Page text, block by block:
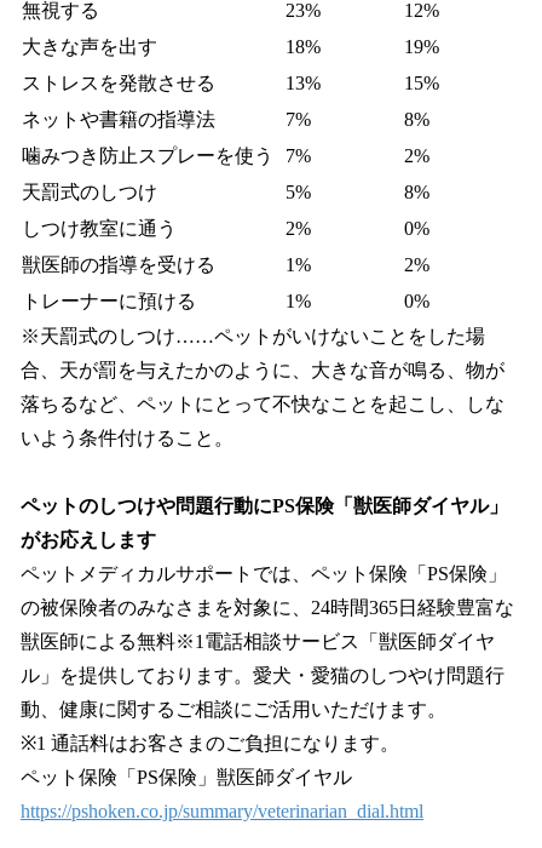
無視する 23%
12%
大きな声を出す
18%
19%
ストレスを発散させる
13%
15%
ネットや書籍の指導法
7%
8%
噛みつき防止スプレーを使う
7%
2%
天罰式のしつけ
5%
8%
しつけ教室に通う
2%
0%
獣医師の指導を受ける
1%
2%
トレーナーに預ける
1%
0%
※天罰式のしつけ……ペットがいけないことをした場
合、天が罰を与えたかのように、大きな音が鳴る、物が
落ちるなど、ペットにとって不快なことを起こし、しな
いよう条件付けること。
ペットのしつけや問題行動にPS保険「獣医師ダイヤル」
がお応えします
ペットメディカルサポートでは、ペット保険「PS保険」
の被保険者のみなさまを対象に、24時間365日経験豊富な
獣医師による無料※1電話相談サービス「獣医師ダイヤ
ル」を提供しております。愛犬・愛猫のしつやけ問題行
動、健康に関するご相談にご活用いただけます。
※1 通話料はお客さまのご負担になります。
ペット保険「PS保険」獣医師ダイヤル
https://pshoken.co.jp/summary/veterinarian_dial.html